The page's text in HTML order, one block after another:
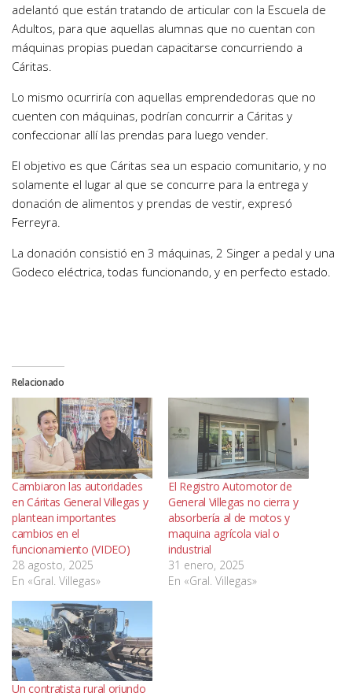
adelantó que están tratando de articular con la Escuela de
Adultos, para que aquellas alumnas que no cuentan con
máquinas propias puedan capacitarse concurriendo a
Cáritas.
Lo mismo ocurriría con aquellas emprendedoras que no
cuenten con máquinas, podrían concurrir a Cáritas y
confeccionar allí las prendas para luego vender.
El objetivo es que Cáritas sea un espacio comunitario, y no
solamente el lugar al que se concurre para la entrega y
donación de alimentos y prendas de vestir, expresó
Ferreyra.
La donación consistió en 3 máquinas, 2 Singer a pedal y una
Godeco eléctrica, todas funcionando, y en perfecto estado.
Relacionado
Cambiaron las autoridades
en Cáritas General Villegas y
plantean importantes
cambios en el
funcionamiento (VIDEO)
28 agosto, 2025
En «Gral. Villegas»
El Registro Automotor de
General Villegas no cierra y
absorbería al de motos y
maquina agrícola vial o
industrial
31 enero, 2025
En «Gral. Villegas»
Un contratista rural oriundo